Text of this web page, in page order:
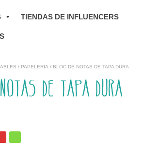
TIENDAS DE INFLUENCERS
/ PAPELERIA / BLOC DE NOTAS DE TAPA DURA
de tapa dura